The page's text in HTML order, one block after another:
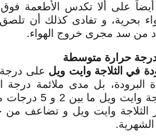
على ألا تكدس الأطعمة فوق
بحرية، و تفادى كذلك أن تلصق
من سد مجرى خروج الهواء.
درجة حرارة متوسطة
في الثلاجة وايت ويل على
بل مدى ملائمة درجة
لأطعمة. لذا حاول أن تظبط درجة حرارة
الثلاجة وايت ويل و تضاعف من